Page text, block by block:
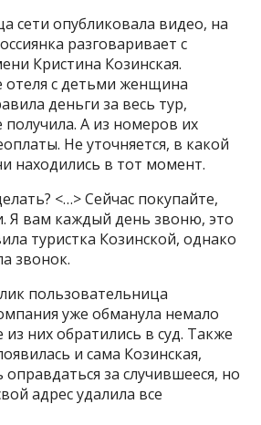
сети опубликовала видео, на
разговаривает с
Кристина Козинская.
отеля с детьми женщина
деньги за весь тур,
А из номеров их
Не уточняется, в какой
находились в тот момент.
<…> Сейчас покупайте,
Я вам каждый день звоню, это
туристка Козинской, однако
звонок.
пользовательница
уже обманула немало
них обратились в суд. Также
и сама Козинская,
за случившееся, но
адрес удалила все